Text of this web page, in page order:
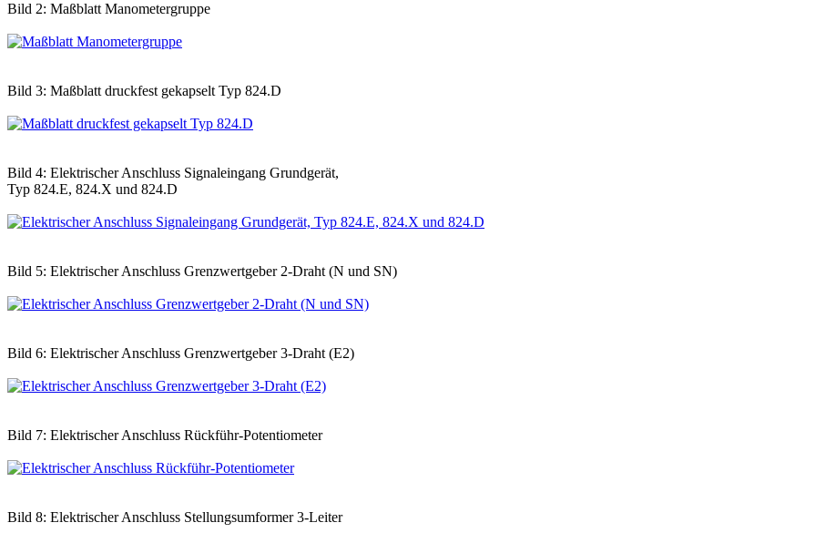
Bild 2: Maßblatt Manometergruppe
Bild 3: Maßblatt druckfest gekapselt Typ 824.D
Bild 4: Elektrischer Anschluss Signaleingang Grundgerät,
Typ 824.E, 824.X und 824.D
Bild 5: Elektrischer Anschluss Grenzwertgeber 2-Draht (N und SN)
Bild 6: Elektrischer Anschluss Grenzwertgeber 3-Draht (E2)
Bild 7: Elektrischer Anschluss Rückführ-Potentiometer
Bild 8: Elektrischer Anschluss Stellungsumformer 3-Leiter